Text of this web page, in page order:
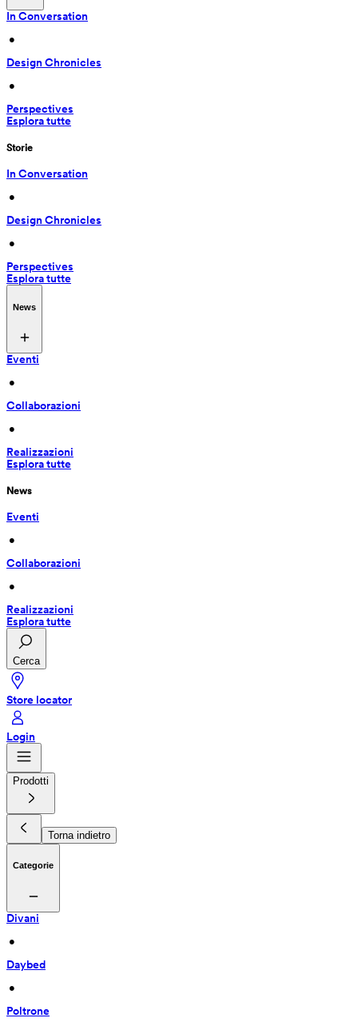
In Conversation
•
Design Chronicles
•
Perspectives
Esplora tutte
Storie
In Conversation
•
Design Chronicles
•
Perspectives
Esplora tutte
News
Eventi
•
Collaborazioni
•
Realizzazioni
Esplora tutte
News
Eventi
•
Collaborazioni
•
Realizzazioni
Esplora tutte
Cerca
Store locator
Login
Prodotti
Torna indietro
Categorie
Divani
•
Daybed
•
Poltrone